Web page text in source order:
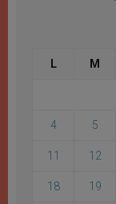
L M
4 5
11 12
18 19